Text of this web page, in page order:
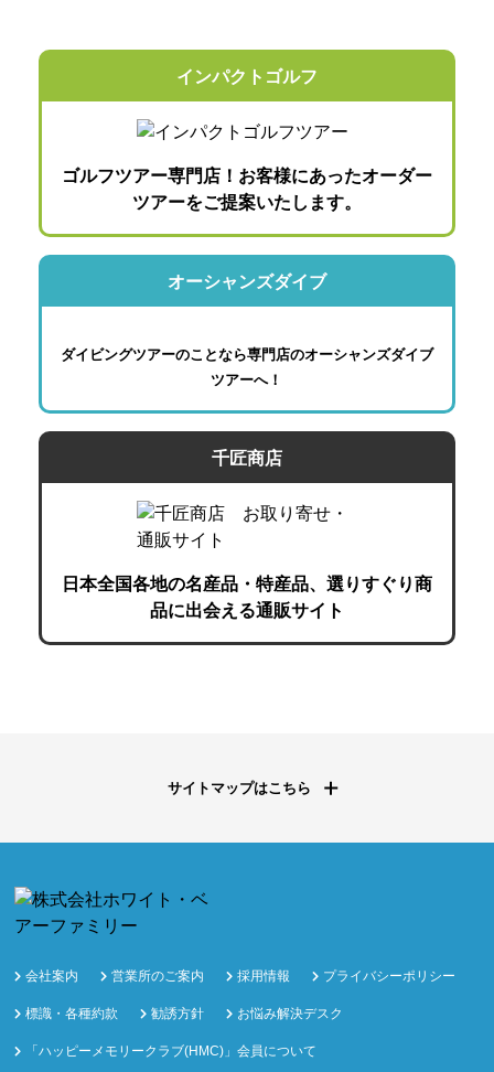
インパクトゴルフ
ゴルフツアー専門店！お客様にあったオーダー
ツアーをご提案いたします。
オーシャンズダイブ
ダイビングツアーのことなら専門店のオーシャンズダイブ
ツアーへ！
千匠商店
日本全国各地の名産品・特産品、選りすぐり商
品に出会える通販サイト
サイトマップはこちら
会社案内 営業所のご案内 採用情報 プライバシーポリシー
標識・各種約款 勧誘方針 お悩み解決デスク
「ハッピーメモリークラブ(HMC)」会員について